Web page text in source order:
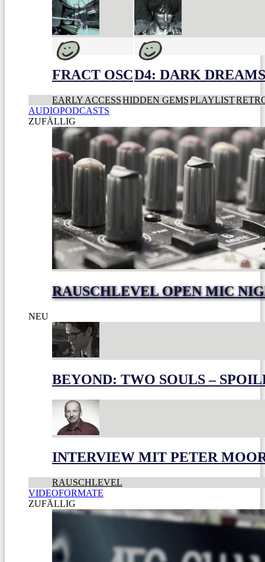
FRACT OSCD4: DARK
EARLY ACCESSHIDDEN GEMSPLAYLIST
AUDIOPODCASTS
ZUFÄLLIG
RAUSCHLEVEL OPEN MIC
NEU
BEYOND: TWO SOULS –
INTERVIEW MIT PETER
RAUSCHLEVEL
VIDEOFORMATE
ZUFÄLLIG